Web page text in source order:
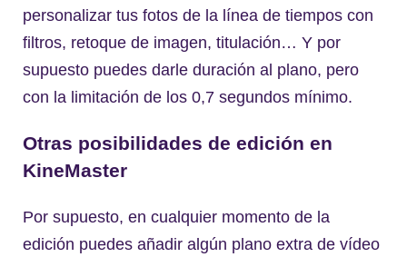
personalizar tus fotos de la línea de tiempos con
filtros, retoque de imagen, titulación… Y por
supuesto puedes darle duración al plano, pero
con la limitación de los 0,7 segundos mínimo.
Otras posibilidades de edición en
KineMaster
Por supuesto, en cualquier momento de la
edición puedes añadir algún plano extra de vídeo